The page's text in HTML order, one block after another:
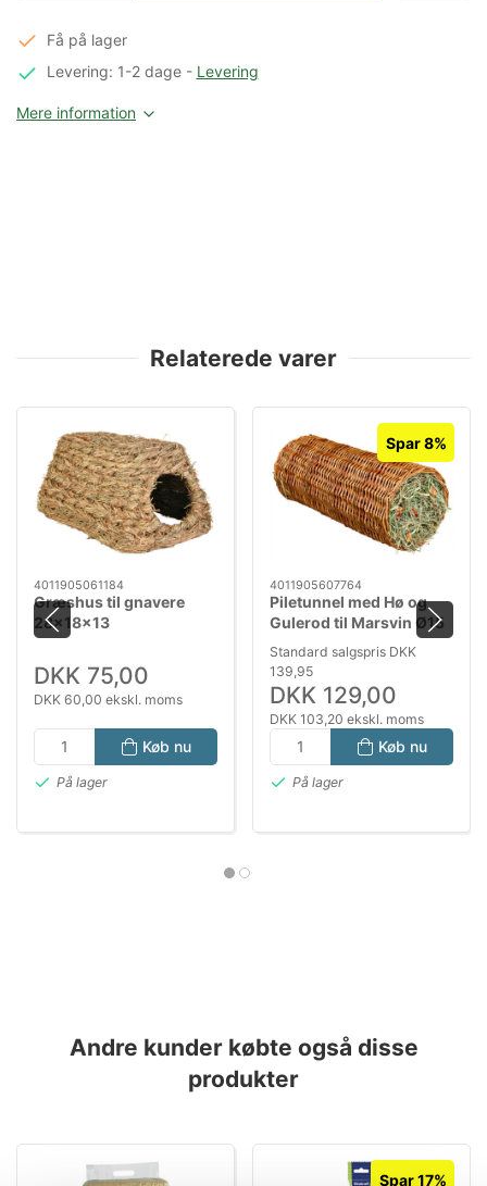
Få på lager
Levering: 1-2 dage- Levering
Mere information
Relaterede varer
4011905061184
Græshus til gnavere
28x18x13
DKK 75,00
DKK 60,00 ekskl. moms
Køb nu
På lager
Spar 8%
4011905607764
Piletunnel med Hø og
Gulerod til Marsvin Ø15
x 33 cm – Naturlig Snack
og Skjul 110 g
Standard salgspris DKK
139,95
DKK 129,00
DKK 103,20 ekskl. moms
Køb nu
På lager
Andre kunder købte også disse
produkter
Spar 17%